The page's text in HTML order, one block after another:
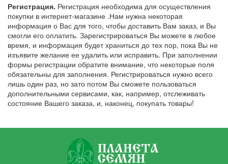
Регистрация. Регистрация необходима для осуществления
покупки в интернет-магазине .Нам нужна некоторая
информация о Вас для того, чтобы доставить Вам заказ, и Вы
смогли его оплатить. Зарегистрироваться Вы можете в любое
время, и информация будет храниться до тех пор, пока Вы не
изъявите желание ее удалить или исправить. При заполнении
формы регистрации обратите внимание, что некоторые поля
обязательны для заполнения. Регистрироваться нужно всего
лишь один раз, но зато потом Вы сможете пользоваться
дополнительными сервисами, как, например, отслеживать
состояние Вашего заказа, и, наконец, покупать товары!